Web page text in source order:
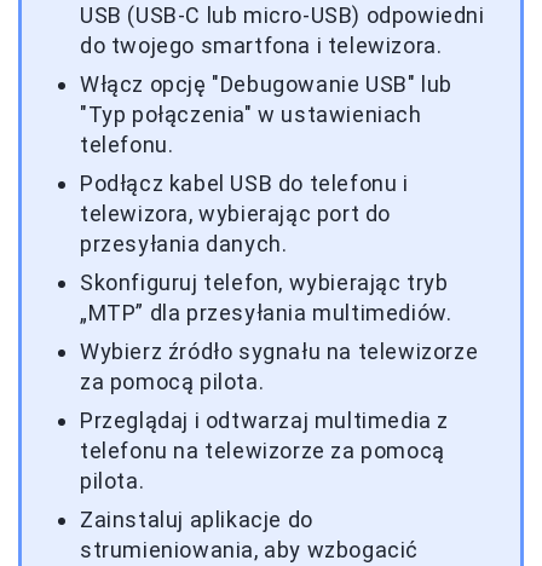
USB (USB-C lub micro-USB) odpowiedni
do twojego smartfona i telewizora.
Włącz opcję "Debugowanie USB" lub
"Typ połączenia" w ustawieniach
telefonu.
Podłącz kabel USB do telefonu i
telewizora, wybierając port do
przesyłania danych.
Skonfiguruj telefon, wybierając tryb
„MTP” dla przesyłania multimediów.
Wybierz źródło sygnału na telewizorze
za pomocą pilota.
Przeglądaj i odtwarzaj multimedia z
telefonu na telewizorze za pomocą
pilota.
Zainstaluj aplikacje do
strumieniowania, aby wzbogacić